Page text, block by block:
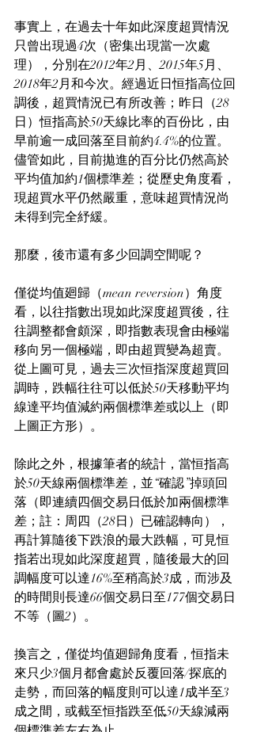
事實上，在過去十年如此深度超買情況
只曾出現過4次（密集出現當一次處
理），分別在2012年2月、2015年5月、
2018年2月和今次。經過近日恒指高位回
調後，超買情況已有所改善；昨日（28
日）恒指高於50天線比率的百份比，由
早前逾一成回落至目前約4.4%的位置。
儘管如此，目前拋進的百分比仍然高於
平均值加約1個標準差；從歷史角度看，
現超買水平仍然嚴重，意味超買情況尚
未得到完全紓緩。
那麼，後市還有多少回調空間呢？
僅從均值廻歸（mean reversion）角度
看，以往指數出現如此深度超買後，往
往調整都會頗深，即指數表現會由極端
移向另一個極端，即由超買變為超賣。
從上圖可見，過去三次恒指深度超買回
調時，跌幅往往可以低於50天移動平均
線達平均值減約兩個標準差或以上（即
上圖正方形）。
除此之外，根據筆者的統計，當恒指高
於50天線兩個標準差，並“確認”掉頭回
落（即連續四個交易日低於加兩個標準
差；註：周四（28日）已確認轉向），
再計算隨後下跌浪的最大跌幅，可見恒
指若出現如此深度超買，隨後最大的回
調幅度可以達16%至稍高於3成，而涉及
的時間則長達66個交易日至177個交易日
不等（圖2）。
換言之，僅從均值廻歸角度看，恒指未
來只少3個月都會處於反覆回落/探底的
走勢，而回落的幅度則可以達1成半至3
成之間，或截至恒指跌至低50天線減兩